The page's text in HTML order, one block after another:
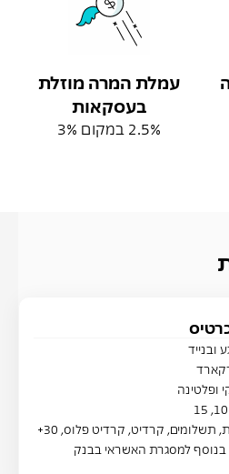
עמלת המרה מוזלת
בעסקאות
2.5% במקום 3%
ובנייד
ופלטינה​
תשלומים, קרדיט, קרדיט פלוס, 30+
למסגרת האשראי בבנק